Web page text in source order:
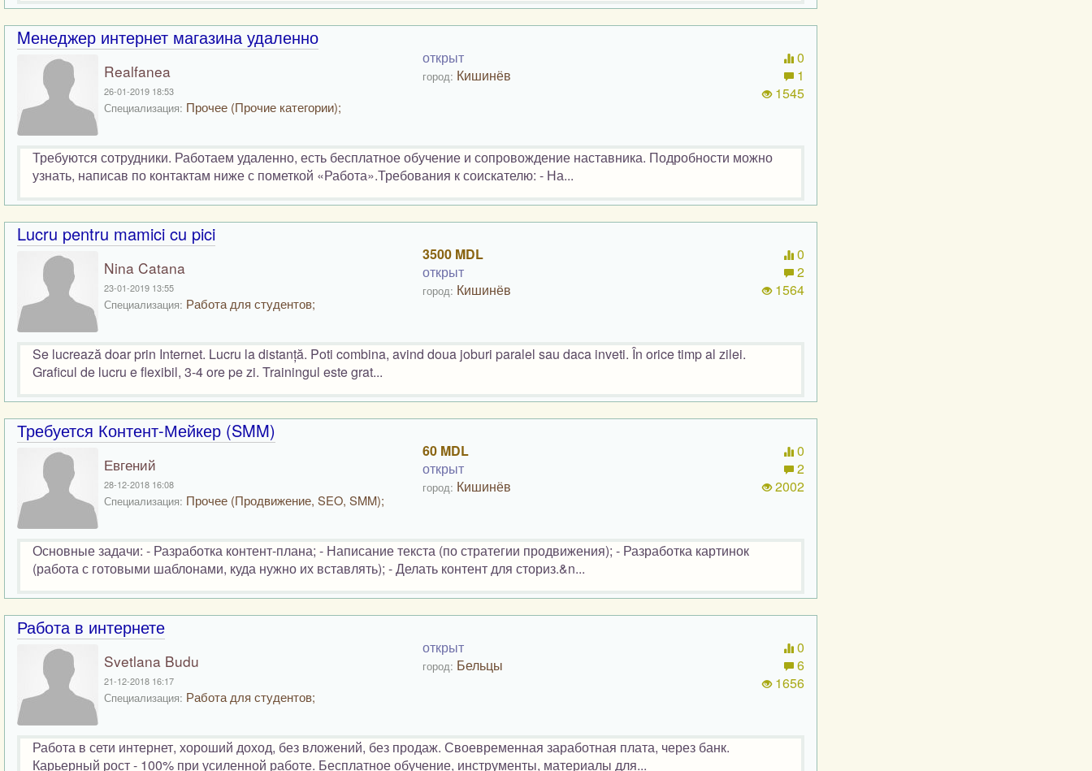
Mенеджер интернет магазина удаленно
Realfanea
26-01-2019 18:53
Специализация: Прочее (Прочие категории);
открыт
город: Кишинёв
0
1
1545
Требуются сотрудники. Работаем удаленно, есть бесплатное обучение и сопровождение наставника. Подробности можно
узнать, написав по контактам ниже с пометкой «Работа».Требования к соискателю: - На...
Lucru pentru mamici cu pici
Nina Catana
23-01-2019 13:55
Специализация: Работа для студентов;
3500 MDL
открыт
город: Кишинёв
0
2
1564
Se lucrează doar prin Internet. Lucru la distanță. Poti combina, avind doua joburi paralel sau daca inveti. În orice timp al zilei.
Graficul de lucru e flexibil, 3-4 ore pe zi. Trainingul este grat...
Требуется Контент-Мейкер (SMM)
Евгений
28-12-2018 16:08
Специализация: Прочее (Продвижение, SEO, SMM);
60 MDL
открыт
город: Кишинёв
0
2
2002
Основные задачи: - Разработка контент-плана; - Написание текста (по стратегии продвижения); - Разработка картинок
(работа с готовыми шаблонами, куда нужно их вставлять); - Делать контент для сториз.&n...
Работа в интернете
Svetlana Budu
21-12-2018 16:17
Специализация: Работа для студентов;
открыт
город: Бельцы
0
6
1656
Работа в сети интернет, хороший доход, без вложений, без продаж. Своевременная заработная плата, через банк.
Карьерный рост - 100% при усиленной работе. Бесплатное обучение, инструменты, материалы для...